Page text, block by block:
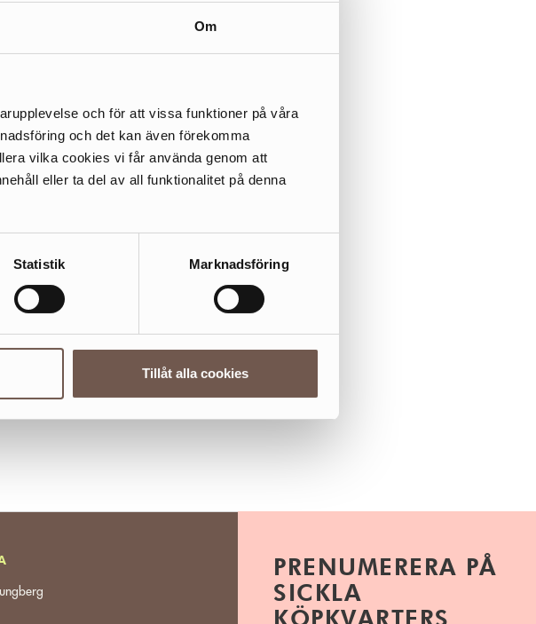
Om
och för att vissa funktioner på våra
och det kan även förekomma
vilka cookies vi får använda genom att
eller ta del av all funktionalitet på denna
Statistik Marknadsföring
Tillåt alla cookies
PRENUMERERA PÅ
SICKLA
KÖPKVARTERS